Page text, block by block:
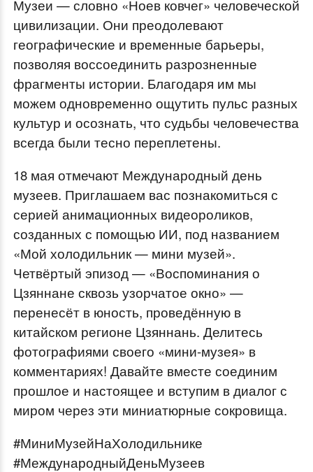
Музеи — словно «Ноев ковчег» человеческой
цивилизации. Они преодолевают
географические и временные барьеры,
позволяя воссоединить разрозненные
фрагменты истории. Благодаря им мы
можем одновременно ощутить пульс разных
культур и осознать, что судьбы человечества
всегда были тесно переплетены.
18 мая отмечают Международный день
музеев. Приглашаем вас познакомиться с
серией анимационных видеороликов,
созданных с помощью ИИ, под названием
«Мой холодильник — мини музей».
Четвёртый эпизод — «Воспоминания о
Цзяннане сквозь узорчатое окно» —
перенесёт в юность, проведённую в
китайском регионе Цзяннань. Делитесь
фотографиями своего «мини-музея» в
комментариях! Давайте вместе соединим
прошлое и настоящее и вступим в диалог с
миром через эти миниатюрные сокровища.
#МиниМузейНаХолодильнике
#МеждународныйДеньМузеев